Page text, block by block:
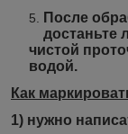
После
достаньте
чистой
водой.
Как
1) нужно